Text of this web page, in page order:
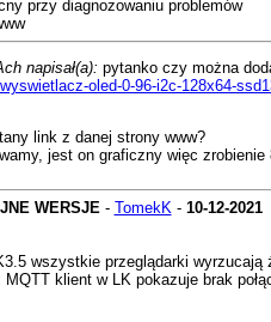
przy diagnozowaniu problemów
napisał(a): pytanko czy można
oled-0-96-i2c-128x64-
link z danej strony www?
jest on graficzny więc
WERSJE - TomekK - 10-12-2021
wszystkie przeglądarki
klient w LK pokazuje brak